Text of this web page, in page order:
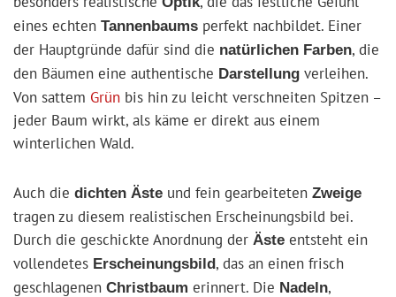
eines echten Tannenbaums perfekt nachbildet. Einer
der Hauptgründe dafür sind die natürlichen Farben, die
den Bäumen eine authentische Darstellung verleihen.
Von sattem Grün bis hin zu leicht verschneiten Spitzen –
jeder Baum wirkt, als käme er direkt aus einem
winterlichen Wald.
Auch die dichten Äste und fein gearbeiteten Zweige
tragen zu diesem realistischen Erscheinungsbild bei.
Durch die geschickte Anordnung der Äste entsteht ein
vollendetes Erscheinungsbild, das an einen frisch
geschlagenen Christbaum erinnert. Die Nadeln,